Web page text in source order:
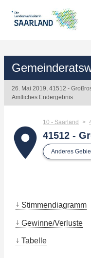
26. Mai 2019, 41512 -
Amtliches Endergebnis
place
10 - Saarland
41512 -
Anderes
Stimmendiagramm
Gewinne/Verluste
Tabelle